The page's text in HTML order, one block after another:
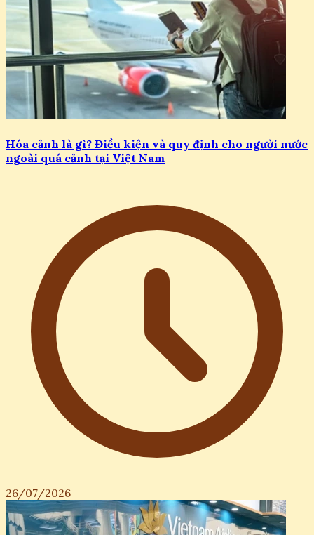
Hóa cảnh là gì? Điều kiện và quy định cho người nước
ngoài quá cảnh tại Việt Nam
26/07/2026